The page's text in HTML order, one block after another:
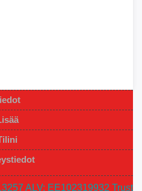
ALV: EE102319932 Trust